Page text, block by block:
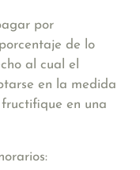
por
de lo
al cual el
en la medida
en una